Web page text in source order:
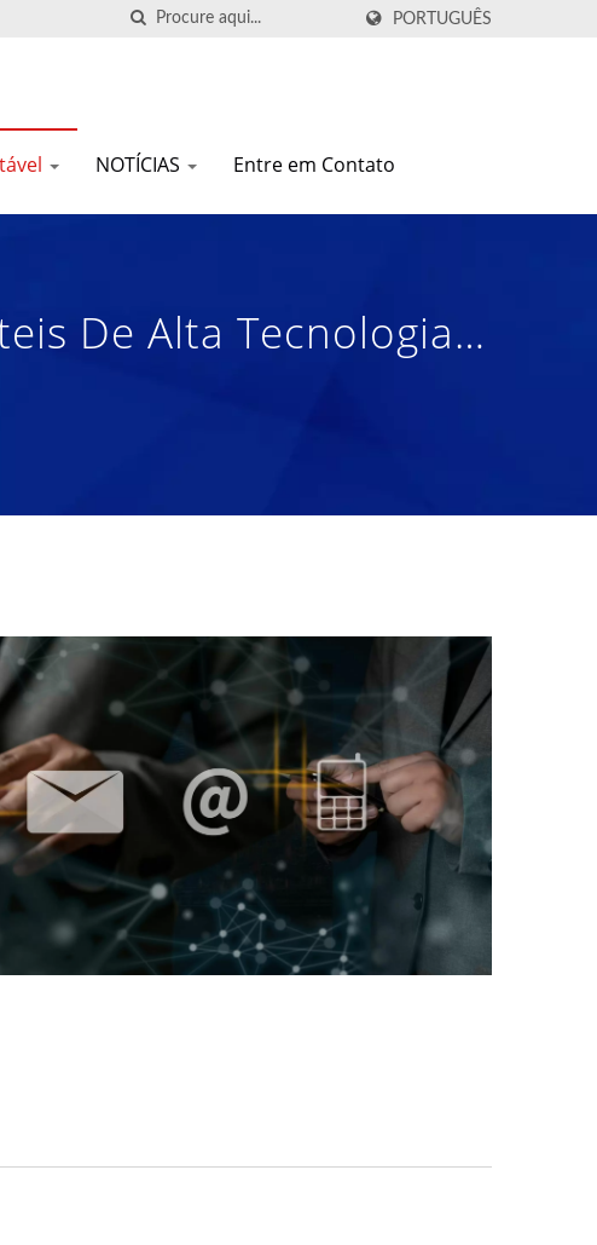
PORTUGUÊS
NOTÍCIAS Entre em Contato
De Alta Tecnologia,
De Espuma Desde